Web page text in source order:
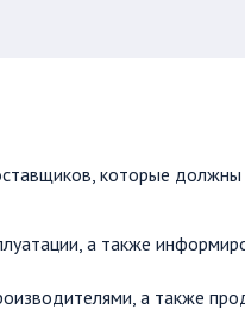
которые
а также
а также